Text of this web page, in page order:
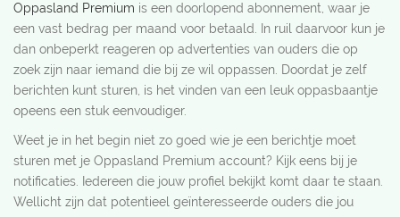
Oppasland Premium is een doorlopend abonnement, waar je
een vast bedrag per maand voor betaald. In ruil daarvoor kun je
dan onbeperkt reageren op advertenties van ouders die op
zoek zijn naar iemand die bij ze wil oppassen. Doordat je zelf
berichten kunt sturen, is het vinden van een leuk oppasbaantje
opeens een stuk eenvoudiger.
Weet je in het begin niet zo goed wie je een berichtje moet
sturen met je Oppasland Premium account? Kijk eens bij je
notificaties. Iedereen die jouw profiel bekijkt komt daar te staan.
Wellicht zijn dat potentieel geïnteresseerde ouders die jou